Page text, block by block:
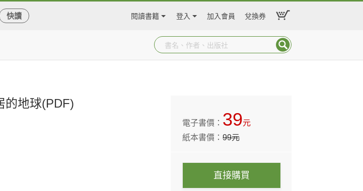
快讀 閱讀書籍 登入 加入會員 兌換券
的地球(PDF)
電子書價： 39元
紙本書價：99元
直接購買